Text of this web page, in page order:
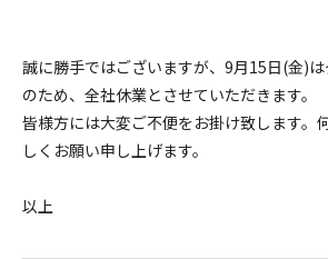
誠に勝手ではございますが、9月15日(金)
のため、全社休業とさせていただきます。
皆様方には大変ご不便をお掛け致します。
しくお願い申し上げます。
以上